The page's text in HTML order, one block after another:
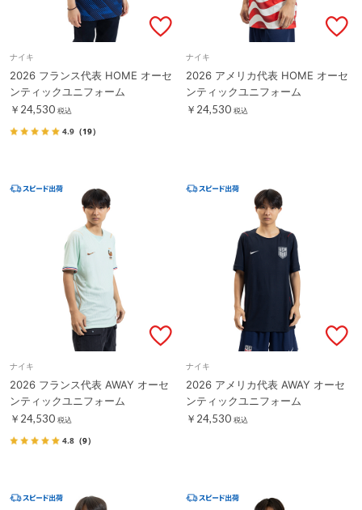
ナイキ
2026 フランス代表 HOME オーセ
ンティックユニフォーム
￥24,530 税込
4.9 （19）
ナイキ
2026 アメリカ代表 HOME オーセ
ンティックユニフォーム
￥24,530 税込
ナイキ
2026 フランス代表 AWAY オーセ
ンティックユニフォーム
￥24,530 税込
4.8 （9）
ナイキ
2026 アメリカ代表 AWAY オーセ
ンティックユニフォーム
￥24,530 税込